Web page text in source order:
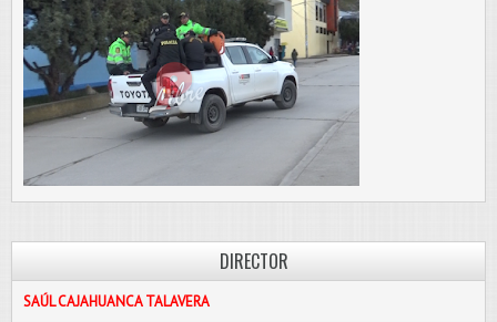
DIRECTOR
SAÚL CAJAHUANCA TALAVERA